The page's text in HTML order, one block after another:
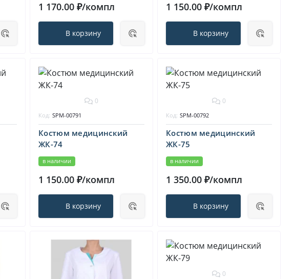
1 170.00 ₽/компл
В корзину
1 150.00 ₽/компл
В корзину
0
Костюм медицинский
ЖК-74
в наличии
Код: SPM-00791
1 150.00 ₽/компл
В корзину
0
Костюм медицинский
ЖК-75
в наличии
Код: SPM-00792
1 350.00 ₽/компл
В корзину
0